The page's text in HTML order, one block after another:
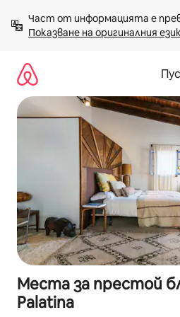
към
съдържанието
Показване на оригиналния език
Места за престой
Palatina